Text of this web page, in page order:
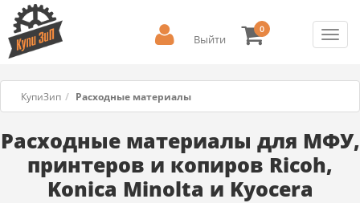
Выйти
0
КупиЗип Расходные материалы
Расходные материалы для МФУ,
принтеров и копиров Ricoh,
Konica Minolta и Kyocera